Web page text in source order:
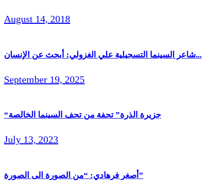
August 14, 2018
شاعر السينما التسجيلية علي الغزولي: أبحث عن الإنسان...
September 19, 2025
“جزيرة الذرة” تحفة من تحف السينما الخالصة
July 13, 2023
أصغر فرهادي: “من الصورة الى الصورة”